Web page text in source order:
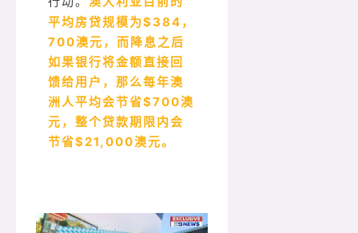
平均房贷规模为$384，
700澳元，而降息之后
如果银行将金额直接回
馈给用户，那么每年澳
洲人平均会节省$700澳
元，整个贷款期限内会
节省$21,000澳元。